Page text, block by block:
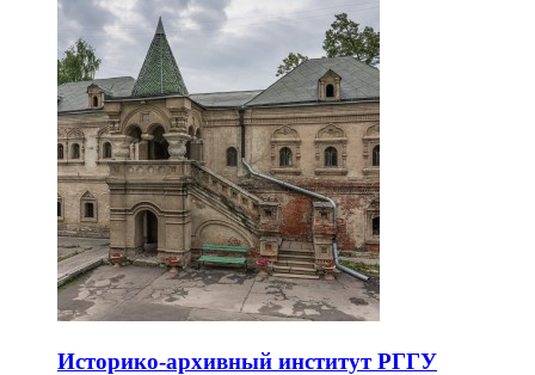
Историко-архивный институт РГГУ